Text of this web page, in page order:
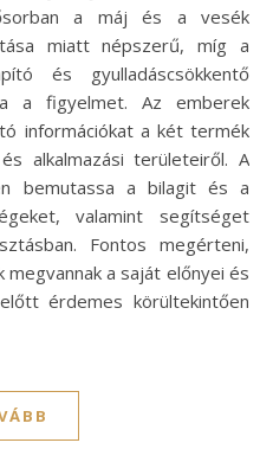
a máj és a vesék
miatt népszerű, míg a
és gyulladáscsökkentő
a figyelmet. Az emberek
információkat a két termék
alkalmazási területeiről. A
bemutassa a bilagit és a
valamint segítséget
Fontos megérteni,
a saját előnyei és
érdemes körültekintően